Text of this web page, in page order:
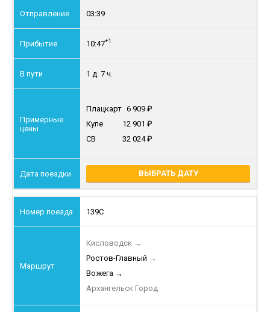
03:39
10:47+1
1 д. 7 ч.
Плацкарт 6 909
Купе
12 901
СВ
32 024
ВЫБРАТЬ ДАТУ
139С
Кисловодск →
Ростов-Главный →
Вожега →
Архангельск Город